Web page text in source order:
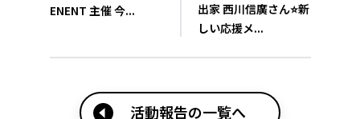
ENENT 主催 今...
出家 西川信廣さん⭐️新
しい応援メ...
活動報告の一覧へ